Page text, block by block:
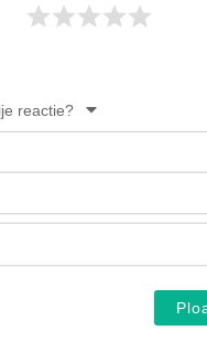
reactie?